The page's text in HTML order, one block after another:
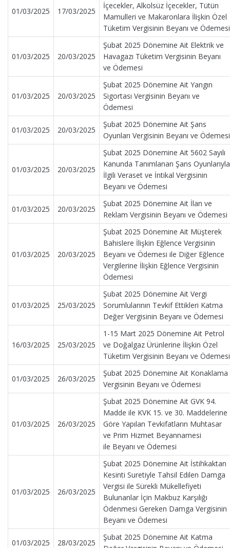
01/03/2025 17/03/2025
İçecekler, Alkolsüz İçecekler, Tütün
Mamulleri ve Makaronlara İlişkin Özel
Tüketim Vergisinin Beyanı ve Ödemesi
01/03/2025 20/03/2025
Şubat 2025 Dönemine Ait Elektrik ve
Havagazı Tüketim Vergisinin Beyanı
ve Ödemesi
01/03/2025 20/03/2025
Şubat 2025 Dönemine Ait Yangın
Sigortası Vergisinin Beyanı ve
Ödemesi
01/03/2025 20/03/2025
Şubat 2025 Dönemine Ait Şans
Oyunları Vergisinin Beyanı ve Ödemesi
01/03/2025 20/03/2025
Şubat 2025 Dönemine Ait 5602 Sayılı
Kanunda Tanımlanan Şans Oyunlarıyla
İlgili Veraset ve İntikal Vergisinin
Beyanı ve Ödemesi
01/03/2025 20/03/2025
Şubat 2025 Dönemine Ait İlan ve
Reklam Vergisinin Beyanı ve Ödemesi
01/03/2025 20/03/2025
Şubat 2025 Dönemine Ait Müşterek
Bahislere İlişkin Eğlence Vergisinin
Beyanı ve Ödemesi ile Diğer Eğlence
Vergilerine İlişkin Eğlence Vergisinin
Ödemesi
01/03/2025 25/03/2025
Şubat 2025 Dönemine Ait Vergi
Sorumlularının Tevkif Ettikleri Katma
Değer Vergisinin Beyanı ve Ödemesi
16/03/2025 25/03/2025
1-15 Mart 2025 Dönemine Ait Petrol
ve Doğalgaz Ürünlerine İlişkin Özel
Tüketim Vergisinin Beyanı ve Ödemesi
01/03/2025 26/03/2025
Şubat 2025 Dönemine Ait Konaklama
Vergisinin Beyanı ve Ödemesi
01/03/2025 26/03/2025
Şubat 2025 Dönemine Ait GVK 94.
Madde ile KVK 15. ve 30. Maddelerine
Göre Yapılan Tevkifatların Muhtasar
ve Prim Hizmet Beyannamesi
ile Beyanı ve Ödemesi
01/03/2025 26/03/2025
Şubat 2025 Dönemine Ait İstihkaktan
Kesinti Suretiyle Tahsil Edilen Damga
Vergisi ile Sürekli Mükellefiyeti
Bulunanlar İçin Makbuz Karşılığı
Ödenmesi Gereken Damga Vergisinin
Beyanı ve Ödemesi
01/03/2025 28/03/2025
Şubat 2025 Dönemine Ait Katma